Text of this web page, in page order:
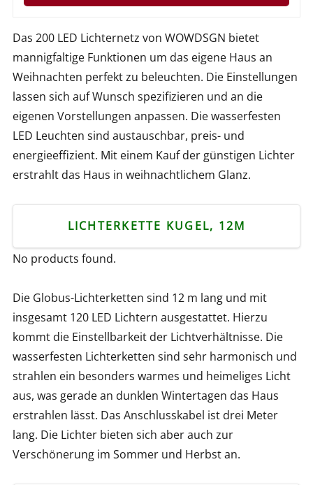
Das 200 LED Lichternetz von WOWDSGN bietet
mannigfaltige Funktionen um das eigene Haus an
Weihnachten perfekt zu beleuchten. Die Einstellungen
lassen sich auf Wunsch spezifizieren und an die
eigenen Vorstellungen anpassen. Die wasserfesten
LED Leuchten sind austauschbar, preis- und
energieeffizient. Mit einem Kauf der günstigen Lichter
erstrahlt das Haus in weihnachtlichem Glanz.
LICHTERKETTE KUGEL, 12M
No products found.
Die Globus-Lichterketten sind 12 m lang und mit
insgesamt 120 LED Lichtern ausgestattet. Hierzu
kommt die Einstellbarkeit der Lichtverhältnisse. Die
wasserfesten Lichterketten sind sehr harmonisch und
strahlen ein besonders warmes und heimeliges Licht
aus, was gerade an dunklen Wintertagen das Haus
erstrahlen lässt. Das Anschlusskabel ist drei Meter
lang. Die Lichter bieten sich aber auch zur
Verschönerung im Sommer und Herbst an.